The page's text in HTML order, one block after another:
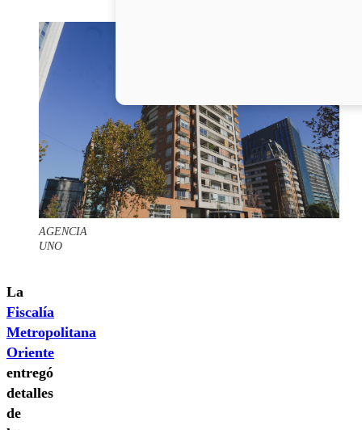
AGENCIA
UNO
La
Fiscalía
Metropolitana
Oriente
entregó
detalles
de